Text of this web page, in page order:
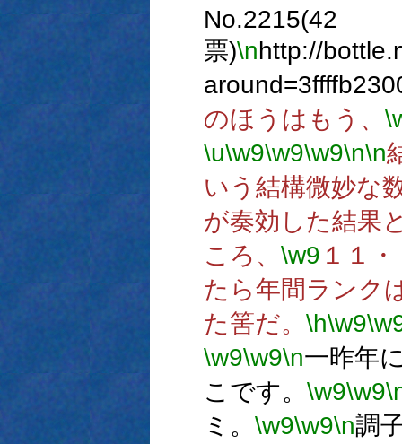
No.2215(42
票)\nhttp://
のほうはもう、
\u\w9\w9\w9\n\n
いう結構微妙な
が奏効した結果
ころ、 \w9 １１
たら年間ランク
た筈だ。 \h\w9
\w9\w9\n一昨年
こです。 \w9\w9
ミ。 \w9\w9\n調